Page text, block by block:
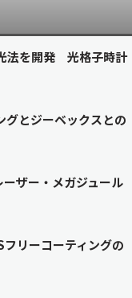
法を開発 光格子時計
グとジーベックスとの
ザー・メガジュール
フリーコーティングの